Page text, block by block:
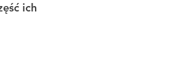
ich